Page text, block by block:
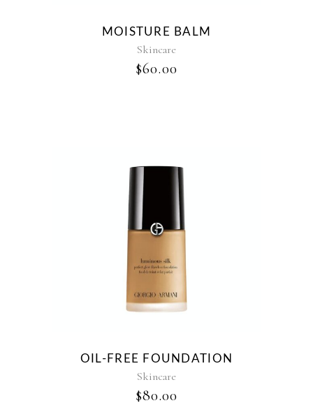
MOISTURE BALM
Skincare
$60.00
OIL-FREE FOUNDATION
Skincare
$80.00